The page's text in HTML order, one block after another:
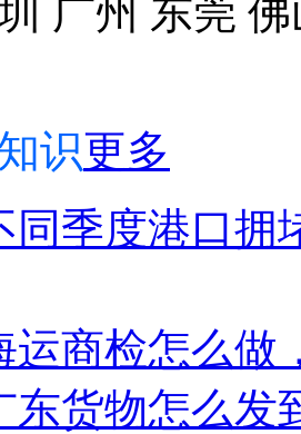
广州 东莞 佛
识更多
同季度港口拥
运商检怎么做
东货物怎么发